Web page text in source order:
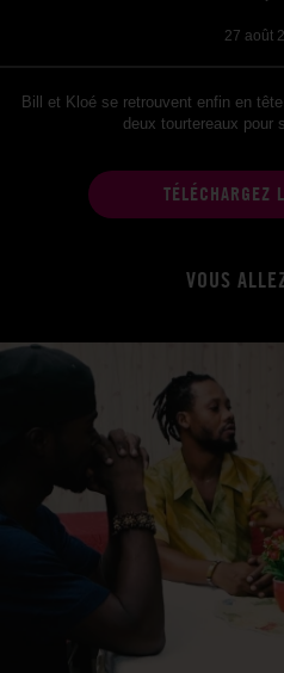
27 août
Bill et Kloé se retrouvent enfin en
deux tourtereaux pour
TÉLÉCHARGEZ
VOUS